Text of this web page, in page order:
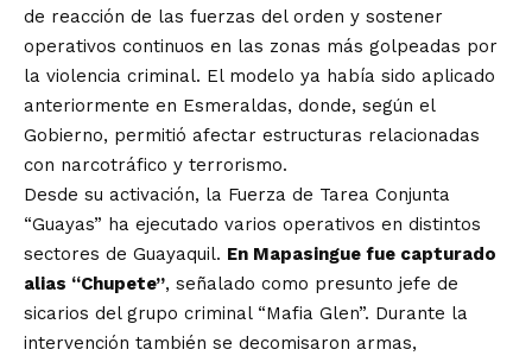
de reacción de las fuerzas del orden y sostener
operativos continuos en las zonas más golpeadas por
la violencia criminal. El modelo ya había sido aplicado
anteriormente en Esmeraldas, donde, según el
Gobierno, permitió afectar estructuras relacionadas
con narcotráfico y terrorismo.
Desde su activación, la Fuerza de Tarea Conjunta
“Guayas” ha ejecutado varios operativos en distintos
sectores de Guayaquil. En Mapasingue fue capturado
alias “Chupete”, señalado como presunto jefe de
sicarios del grupo criminal “Mafia Glen”. Durante la
intervención también se decomisaron armas,